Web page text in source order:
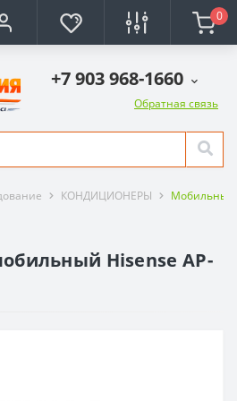
0
+7 903 968-1660
Обратная связь
КОНДИЦИОНЕРЫ Мобильные
Hisense AP-